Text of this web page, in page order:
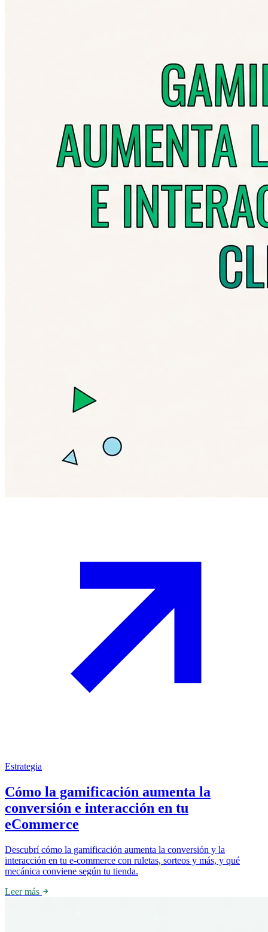
Estrategia
Cómo la gamificación aumenta la
conversión e interacción en tu
eCommerce
Descubrí cómo la gamificación aumenta la conversión y la
interacción en tu e-commerce con ruletas, sorteos y más, y qué
mecánica conviene según tu tienda.
Leer más